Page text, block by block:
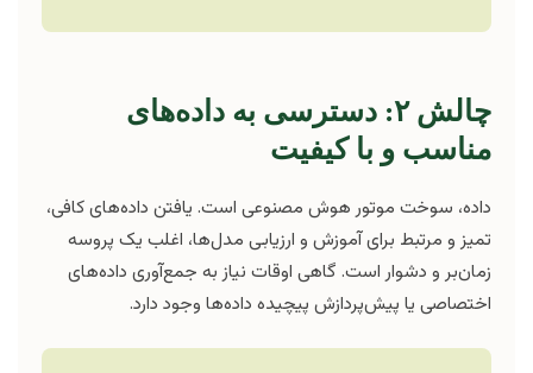
چالش ۲: دسترسی به داده‌های
مناسب و با کیفیت
داده، سوخت موتور هوش مصنوعی است. یافتن داده‌های کافی،
تمیز و مرتبط برای آموزش و ارزیابی مدل‌ها، اغلب یک پروسه
زمان‌بر و دشوار است. گاهی اوقات نیاز به جمع‌آوری داده‌های
اختصاصی یا پیش‌پردازش پیچیده داده‌ها وجود دارد.